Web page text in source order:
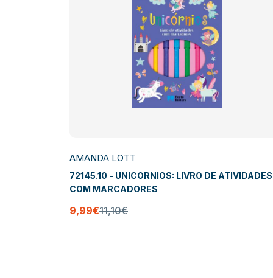
AMANDA LOTT
72145.10 - UNICORNIOS: LIVRO DE ATIVIDADES
COM MARCADORES
9,99€11,10€